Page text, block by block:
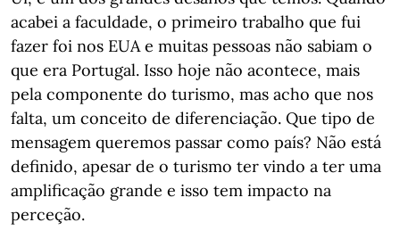
acabei a faculdade, o primeiro trabalho que fui
fazer foi nos EUA e muitas pessoas não sabiam o
que era Portugal. Isso hoje não acontece, mais
pela componente do turismo, mas acho que nos
falta, um conceito de diferenciação. Que tipo de
mensagem queremos passar como país? Não está
definido, apesar de o turismo ter vindo a ter uma
amplificação grande e isso tem impacto na
perceção.